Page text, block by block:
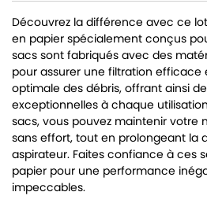
Découvrez la différence avec ce
en papier spécialement conçus
sacs sont fabriqués avec des
pour assurer une filtration efficace
optimale des débris, offrant ainsi
exceptionnelles à chaque
sacs, vous pouvez maintenir votre
sans effort, tout en prolongeant la
aspirateur. Faites confiance à ces
papier pour une performance
impeccables.